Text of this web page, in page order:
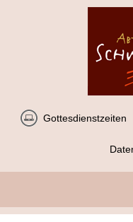
Gottesdienstzeiten